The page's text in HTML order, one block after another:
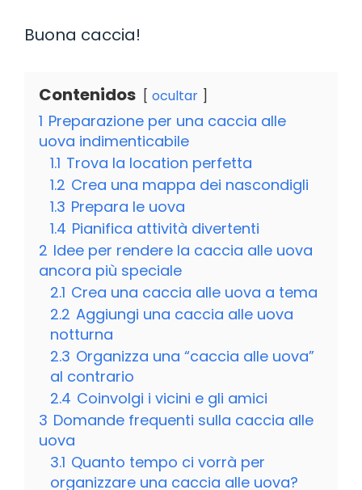
Buona caccia!
Contenidos ocultar
1 Preparazione per una caccia alle
uova indimenticabile
1.1 Trova la location perfetta
1.2 Crea una mappa dei nascondigli
1.3 Prepara le uova
1.4 Pianifica attività divertenti
2 Idee per rendere la caccia alle uova
ancora più speciale
2.1 Crea una caccia alle uova a tema
2.2 Aggiungi una caccia alle uova
notturna
2.3 Organizza una “caccia alle uova”
al contrario
2.4 Coinvolgi i vicini e gli amici
3 Domande frequenti sulla caccia alle
uova
3.1 Quanto tempo ci vorrà per
organizzare una caccia alle uova?